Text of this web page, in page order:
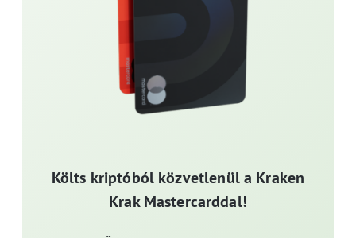
Költs kriptóból közvetlenül a Kraken
Krak Mastercarddal!